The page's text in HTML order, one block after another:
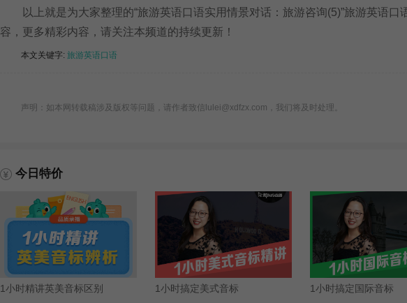
以上就是为大家整理的“旅游英语口语实用情景对话：旅游咨询(5)”旅游英语口
容，更多精彩内容，请关注本频道的持续更新！
本文关键字: 旅游英语口语
声明：如本网转载稿涉及版权等问题，请作者致信lulei@xdfzx.com，我们将及时处理。
今日特价
1小时精讲英美音标区别 1小时搞定美式音标 1小时搞定国际音标